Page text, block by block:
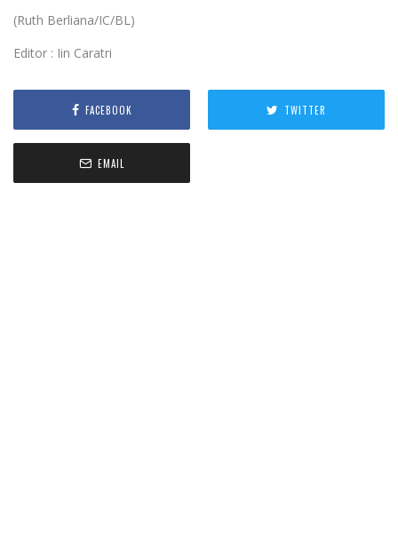
(Ruth Berliana/IC/BL)
Editor : Iin Caratri
FACEBOOK TWITTER
EMAIL